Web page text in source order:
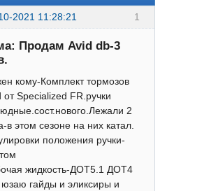
1
2021 11:28:21
Продам Avid db-3
кому-Комплект тормозов
от Specialized FR.ручки
2
в этом сезоне на них катал.
положения ручки-
жидкость-ДОТ5.1 ДОТ4
юзаю гайды и эликсиры и